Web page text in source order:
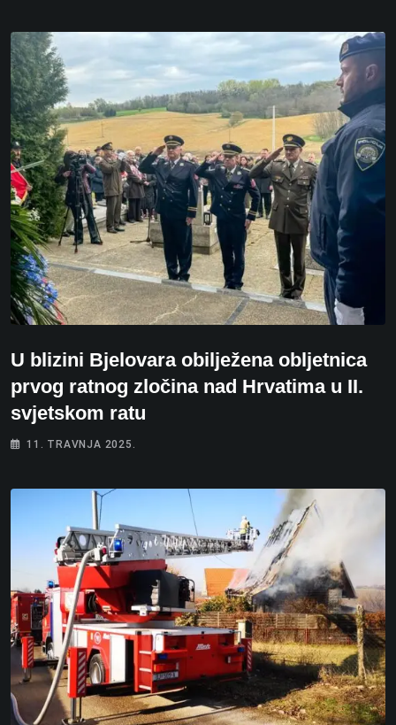
U blizini Bjelovara obilježena obljetnica
prvog ratnog zločina nad Hrvatima u II.
svjetskom ratu
11. TRAVNJA 2025.